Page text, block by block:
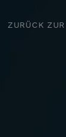
ZURÜCK